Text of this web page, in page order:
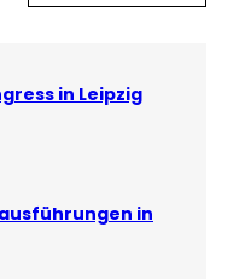
in Leipzig
in